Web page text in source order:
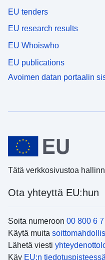
EU tenders
EU research results
EU Whoiswho
EU publications
Avoimen datan portaalin
Tätä verkkosivustoa
Ota yhteyttä EU:hun
Soita numeroon 00 800 6
Käytä muita
Lähetä viesti
Käy EU:n